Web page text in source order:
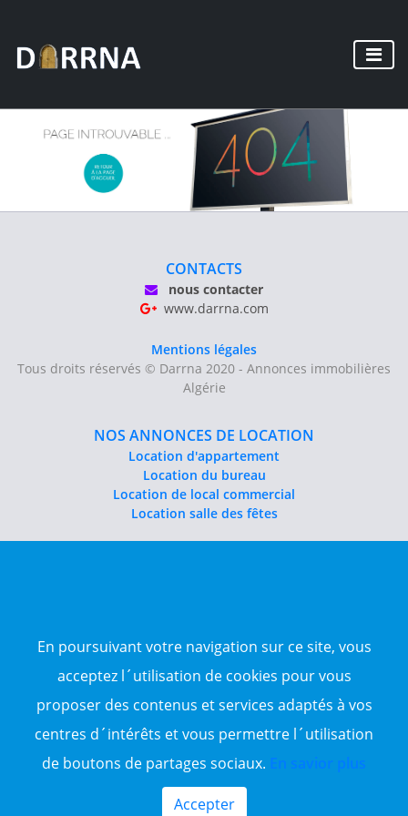
En poursuivant votre navigation sur ce site, vous
acceptez l´utilisation de cookies pour vous
proposer des contenus et services adaptés à vos
centres d´intérêts et vous permettre l´utilisation
de boutons de partages sociaux. En savior plus
Accepter
CONTACTS
nous contacter
www.darrna.com
Mentions légales
Tous droits réservés © Darrna 2020 - Annonces immobilières
Algérie
NOS ANNONCES DE LOCATION
Location d'appartement
Location du bureau
Location de local commercial
Location salle des fêtes
Sitemap
TOP WILAYA
Annonce à 16-Alger
Annonce à 23-Annaba
Annonce à 06-Béjaïa
Annonce à 31-Oran
Annonce à 15-TiziOuzou